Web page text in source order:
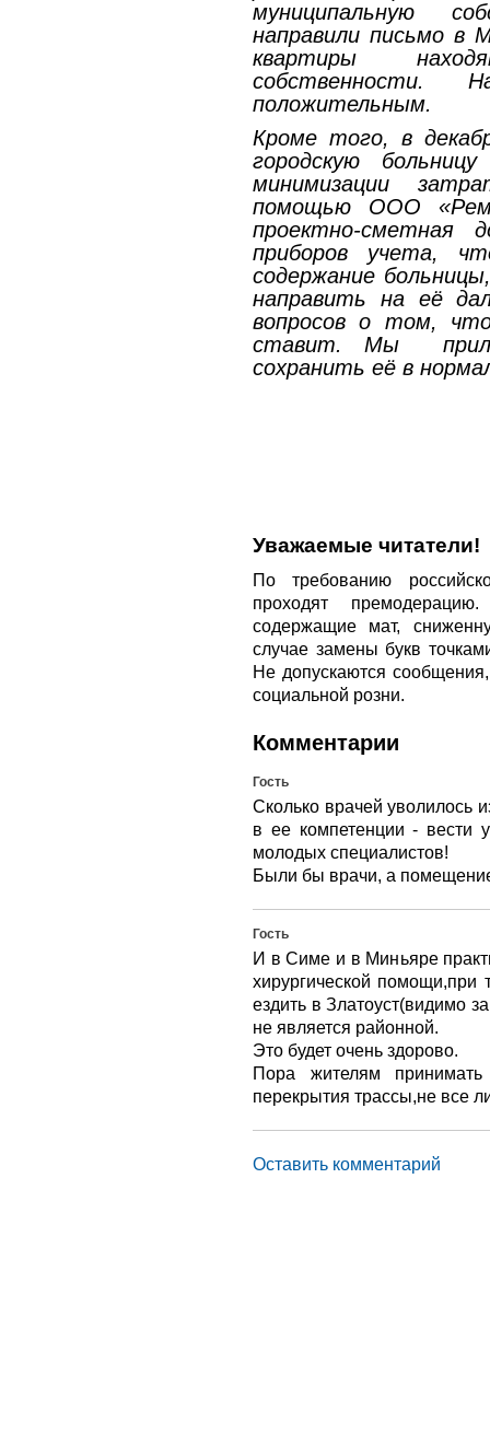
муниципальную
направили письмо в
квартиры
собственности.
положительным.
Кроме того, в
городскую
минимизации
помощью ООО
проектно-сметная
приборов учета,
содержание
направить на её
вопросов о том,
ставит. Мы
сохранить её в
Уважаемые читатели!
По требованию
проходят
содержащие мат,
случае замены букв
Не допускаются
социальной розни.
Комментарии
Гость
Сколько врачей уволилось
в ее компетенции - вести
молодых специалистов!
Были бы врачи, а
Гость
И в Симе и в Миньяре
хирургической помощи,при
ездить в Златоуст(видимо
не является районной.
Это будет очень здорово.
Пора жителям
перекрытия трассы,не все
Оставить комментарий